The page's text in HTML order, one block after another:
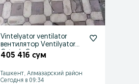
Vintelyator ventilator
вентилятор Ventilyator
Cytech Crown
405 416 сум
Ташкент, Алмазарский район
Сегодня в 09:34